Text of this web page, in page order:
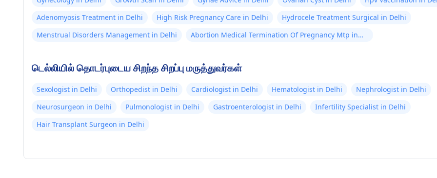
Adenomyosis Treatment in Delhi
High Risk Pregnancy Care in Delhi
Hydrocele Treatment Surgical in Delhi
Menstrual Disorders Management in Delhi
Abortion Medical Termination Of Pregnancy Mtp in
டெல்லியில் தொடர்புடைய சிறந்த சிறப்பு மருத்துவர்கள்
Sexologist in Delhi Orthopedist in Delhi Cardiologist in Delhi Hematologist in Delhi
Nephrologist in Delhi
Neurosurgeon in Delhi
Pulmonologist in Delhi Gastroenterologist in Delhi
Infertility Specialist in Delhi
Hair Transplant Surgeon in Delhi